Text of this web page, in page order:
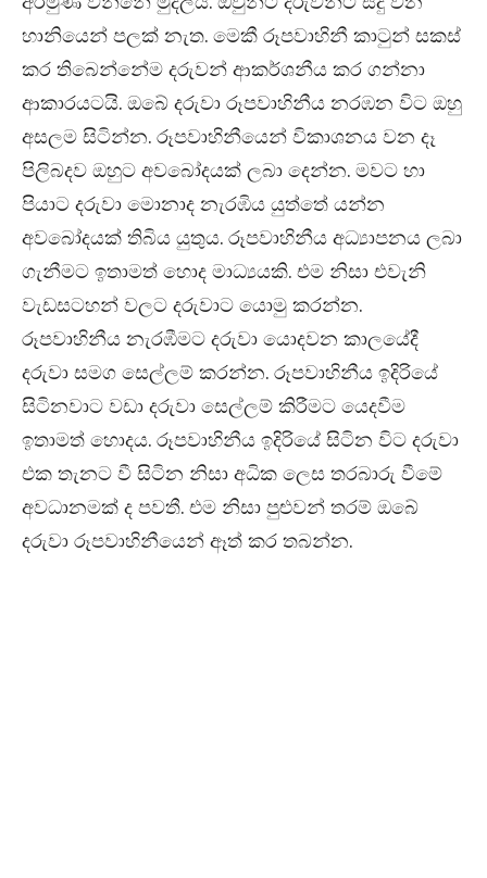
හානියෙන් පලක් නැත. මෙකී රූපවාහිනී කාටුන් සකස්
කර තිබෙන්නේම දරුවන් ආකර්ශනීය කර ගන්නා
ආකාරයටයි. ඔබේ දරුවා රූපවාහිනීය නරඹන විට ඔහු
අසලම සිටින්න. රූපවාහිනීයෙන් විකාශනය වන දෑ
පිලිබදව ඔහුට අවබෝදයක් ලබා දෙන්න. මවට හා
පියාට දරුවා මොනාද නැරඹිය යුත්තේ යන්න
අවබෝදයක් තිබිය යුතුය. රූපවාහිනීය අධ්‍යාපනය ලබා
ගැනීමට ඉතාමත් හොද මාධ්‍යයකි. එම නිසා එවැනි
වැඩසටහන් වලට දරුවාට යොමු කරන්න.
රූපවාහිනීය නැරඹීමට දරුවා යොදවන කාලයේදී
දරුවා සමග සෙල්ලම් කරන්න. රූපවාහිනීය ඉදිරියේ
සිටිනවාට වඩා දරුවා සෙල්ලම් කිරීමට යෙදවීම
ඉතාමත් හොදය. රූපවාහිනීය ඉදිරියේ සිටින විට දරුවා
එක තැනට වී සිටින නිසා අධික ලෙස තරබාරු වීමේ
අවධානමක් ද පවතී. එම නිසා පුළුවන් තරම් ඔබේ
දරුවා රූපවාහිනීයෙන් ඈත් කර තබන්න.